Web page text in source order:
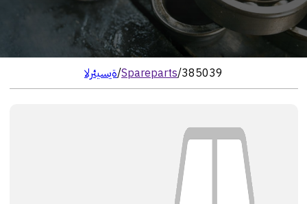
الرئيسية/Spareparts/385039